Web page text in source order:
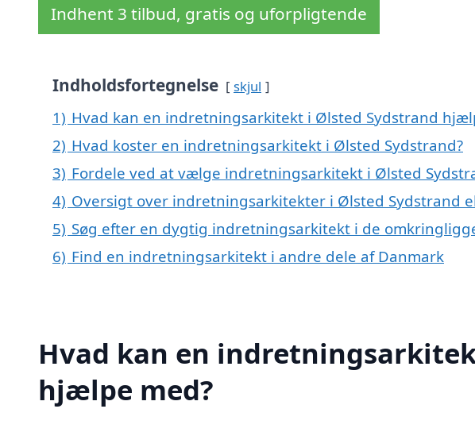
Indhent 3 tilbud, gratis og uforpligtende
Indholdsfortegnelse skjul
1) Hvad kan en indretningsarkitekt i Ølsted Sydstrand
2) Hvad koster en indretningsarkitekt i Ølsted Sydstrand?
3) Fordele ved at vælge indretningsarkitekt i Ølsted
4) Oversigt over indretningsarkitekter i Ølsted Sydstrand
5) Søg efter en dygtig indretningsarkitekt i de
6) Find en indretningsarkitekt i andre dele af Danmark
Hvad kan en
hjælpe med?